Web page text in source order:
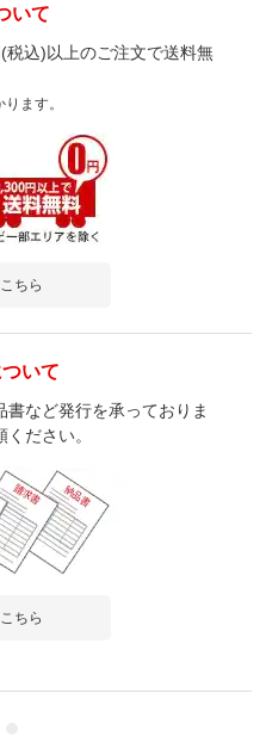
いて
込)以上のご注文で送料無
ます。
ちら
いて
など発行を承っておりま
ださい。
ちら